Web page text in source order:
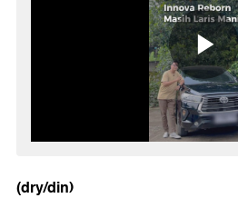
(dry/din)